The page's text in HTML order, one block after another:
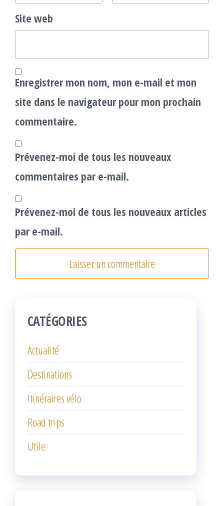
Site web
Enregistrer mon nom, mon e-mail et mon
site dans le navigateur pour mon prochain
commentaire.
Prévenez-moi de tous les nouveaux
commentaires par e-mail.
Prévenez-moi de tous les nouveaux articles
par e-mail.
CATÉGORIES
Actualité
Destinations
Itinéraires vélo
Road trips
Utile